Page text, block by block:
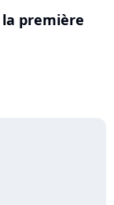
première